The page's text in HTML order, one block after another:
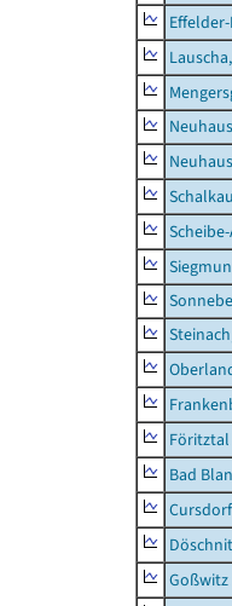
Föritztal
Bad
Cursdorf
Goßwitz